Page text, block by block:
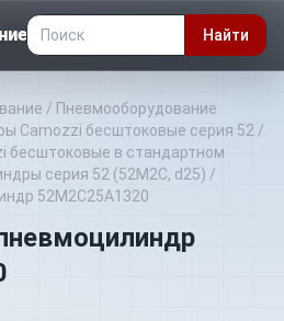
Найти
/ Пневмооборудование
Camozzi бесштоковые серия 52 /
бесштоковые в стандартном
серия 52 (52M2C, d25) /
52M2C25A1320